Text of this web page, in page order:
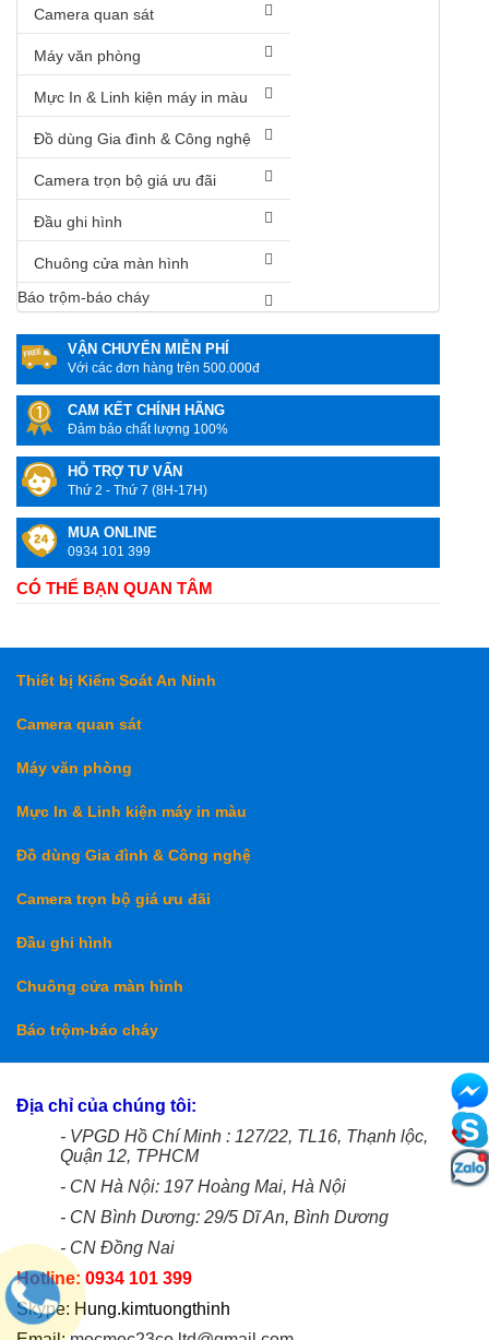
Camera quan sát
Máy văn phòng
Mực In & Linh kiện máy in màu
Đồ dùng Gia đình & Công nghệ
Camera trọn bộ giá ưu đãi
Đầu ghi hình
Chuông cửa màn hình
Báo trộm-báo cháy
VẬN CHUYỂN MIỄN PHÍ
Với các đơn hàng trên 500.000đ
CAM KẾT CHÍNH HÃNG
Đảm bảo chất lượng 100%
HỖ TRỢ TƯ VẤN
Thứ 2 - Thứ 7 (8H-17H)
MUA ONLINE
0934 101 399
CÓ THỂ BẠN QUAN TÂM
Thiết bị Kiểm Soát An Ninh
Camera quan sát
Máy văn phòng
Mực In & Linh kiện máy in màu
Đồ dùng Gia đình & Công nghệ
Camera trọn bộ giá ưu đãi
Đầu ghi hình
Chuông cửa màn hình
Báo trộm-báo cháy
Địa chỉ của chúng tôi:
- VPGD Hồ Chí Minh : 127/22, TL16, Thạnh lộc,
Quận 12, TPHCM
- CN Hà Nội: 197 Hoàng Mai, Hà Nội
- CN Bình Dương: 29/5 Dĩ An, Bình Dương
- CN Đồng Nai
Hotline: 0934 101 399
Skype: Hung.kimtuongthinh